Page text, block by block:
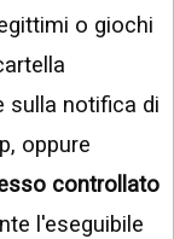
o giochi
sulla notifica di
oppure
controllato
l'eseguibile